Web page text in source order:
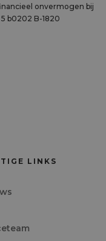
onvermogen bij
b0202 B-1820
LINKS